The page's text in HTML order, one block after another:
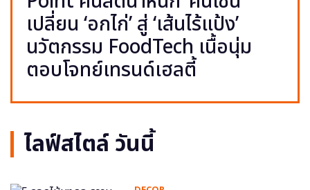
เปลี่ยน ‘อกไก่’ สู่ ‘เส้นไร้แป้ง’
นวัตกรรม FoodTech เนื้อนุ่ม
ตอบโจทย์เทรนด์เฮลตี้
ไลฟ์สไตล์ วันนี้